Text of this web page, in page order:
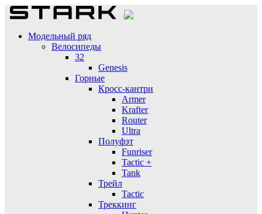
Модельный ряд
Велосипеды
32
Genesis
Горные
Кросс-кантри
Armer
Krafter
Router
Ultra
Полуфэт
Funriser
Tactic +
Tank
Трейл
Tactic
Треккинг